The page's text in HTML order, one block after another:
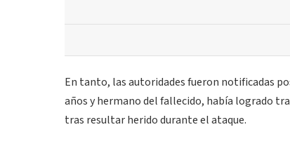
En tanto, las autoridades fueron notificadas
años y hermano del fallecido, había logrado
tras resultar herido durante el ataque.